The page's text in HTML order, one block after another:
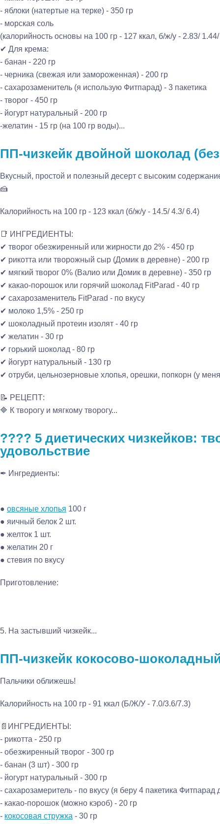
- яблоки (натертые на терке) - 350 гр
- морская соль
(калорийность основы на 100 гр - 127 ккал, б/ж/у - 2.83/
✔ Для крема:
- банан - 220 гр
- черника (свежая или замороженная) - 200 гр
- сахарозаменитель (я использую Фитпарад) - 3 пакетика
- творог - 450 гр
- йогурт натуральный - 200 гр
-желатин - 15 гр (на 100 гр воды)...
ПП-чизкейк двойной шоколад
Вкусный, простой и полезный десерт с высоким
🍰
Калорийность на 100 гр - 123 ккал (б/ж/у - 14.5/ 4.3/ 6.4)
📑 ИНГРЕДИЕНТЫ:
✔ творог обезжиренный или жирности до 2% - 450 гр
✔ рикотта или творожный сыр (Домик в деревне) - 200 гр
✔ мягкий творог 0% (Валио или Домик в деревне) - 350 гр
✔ какао-порошок или горячий шоколад FitParad - 40 гр
✔ сахарозаменитель FitParad - по вкусу
✔ молоко 1,5% - 250 гр
✔ шоколадный протеин изолят - 40 гр
✔ желатин - 30 гр
✔ горький шоколад - 80 гр
✔ йогурт натуральный - 130 гр
✔ отруби, цельнозерновые хлопья, орешки, попкорн (у
📝 РЕЦЕПТ:
🔷 К творогу и мягкому творогу...
???? 5 диетических чизкейков:
удовольствие
✒ Ингредиенты:
● овсяные хлопья 100 г
● яичный белок 2 шт.
● желток 1 шт.
● желатин 20 г
● стевия по вкусу
Приготовление:
5. На застывший чизкейк...
ПП-чизкейк кокосово-
Пальчики оближешь!
Калорийность на 100 гр - 91 ккал (Б/Ж/У - 7.0/3.6/7.3)
📄ИНГРЕДИЕНТЫ:
- рикотта - 250 гр
- обезжиренный творог - 300 гр
- банан (3 шт) - 300 гр
- йогурт натуральный - 300 гр
- сахарозамеритель - по вкусу (я беру 4 пакетика
- какао-порошок (можно кэроб) - 20 гр
- кокосовая стружка - 30 гр